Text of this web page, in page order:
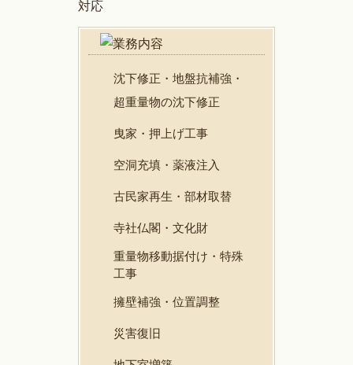
沈下修正・地盤抗補強・
超重量物の沈下修正
曳家・押上げ工事
空洞充填・薬液注入
古民家再生・部材取替
寺社仏閣・文化財
重量物移動据付け・特殊
工事
擁壁補強・位置調整
災害復旧